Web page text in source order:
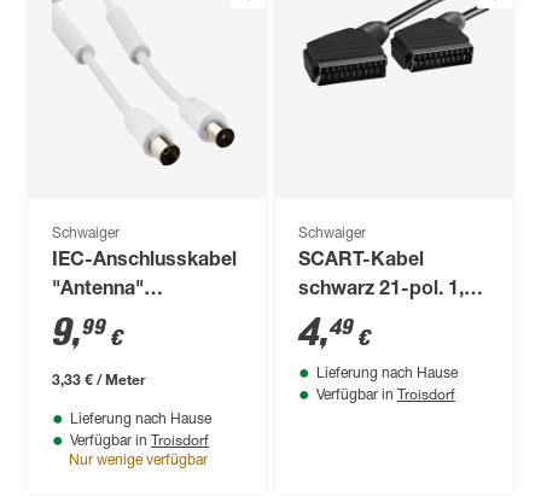
Schwaiger
IEC-Anschlusskabel
"Antenna"
Professional 90 dB 3
m
9,99 €
3,33 € / Meter
Lieferung nach Hause
Verfügbar in Troisdorf
Nur wenige verfügbar
Schwaiger
SCART-Kabel
schwarz 21-pol. 1,5
m
4,49 €
Lieferung nach Hause
Verfügbar in Troisdorf